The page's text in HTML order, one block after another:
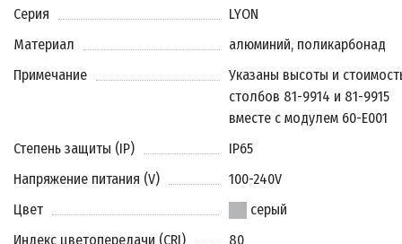
Серия
LYON
Материал
алюминий, поликарбонад
Примечание
Указаны высоты и
столбов 81-9914 и 81-9915
вместе с модулем 60-E001
Степень защиты (IP)
IP65
Напряжение питания (V)
100-240V
Цвет
серый
Индекс цветопередачи (CRI)
80